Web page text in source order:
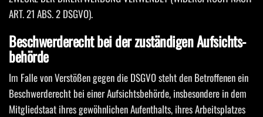
ART. 21 ABS. 2 DSGVO).
Beschwerde­recht bei der zuständigen Aufsichts­
behörde
Im Falle von Verstößen gegen die DSGVO steht den Betroffenen ein
Beschwerderecht bei einer Aufsichtsbehörde, insbesondere in dem
Mitgliedstaat ihres gewöhnlichen Aufenthalts, ihres Arbeitsplatzes